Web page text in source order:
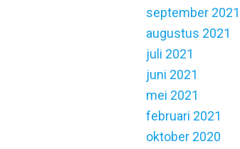
september 2021
augustus 2021
juli 2021
juni 2021
mei 2021
februari 2021
oktober 2020